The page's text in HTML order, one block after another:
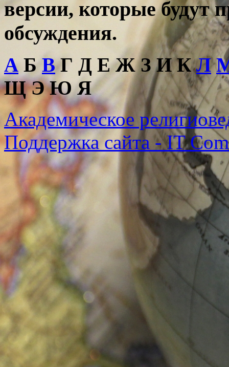
версии, которые будут
обсуждения.
АБВГ Д Е Ж З И КЛ
Щ Э Ю Я
Академическое
Поддержка сайта - IT